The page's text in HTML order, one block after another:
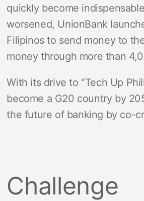
quickly become
worsened, UnionBank
Filipinos to send money to
money through more than
With its drive to “Tech Up
become a G20 country by
the future of banking by co-
Challenge